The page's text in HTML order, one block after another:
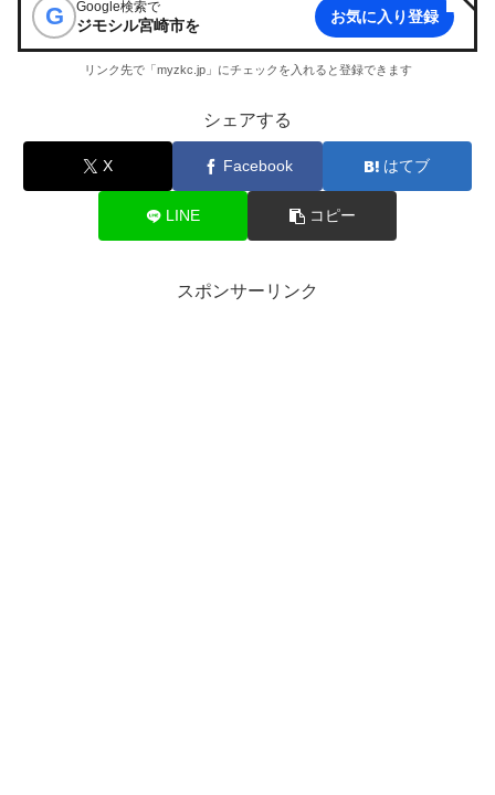
G Google検索で
ジモシル宮崎市を お気に入り登録
リンク先で「myzkc.jp」にチェックを入れると登録できます
シェアする
X Facebook はてブ
LINE コピー
スポンサーリンク